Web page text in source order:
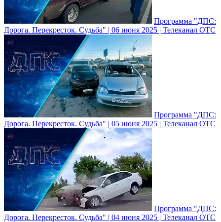
Программа "ДПС:
Дорога. Перекресток. Судьба" | 06 июня 2025 | Телеканал ОТС
Программа "ДПС:
Дорога. Перекресток. Судьба" | 05 июня 2025 | Телеканал ОТС
Программа "ДПС:
Дорога. Перекресток. Судьба" | 04 июня 2025 | Телеканал ОТС